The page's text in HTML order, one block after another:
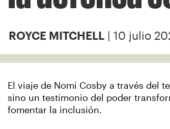
ROYCE MITCHELL | 10 julio
El viaje de Nomi Cosby a través del
sino un testimonio del poder
fomentar la inclusión.